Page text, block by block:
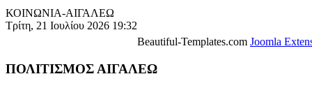
ΚΟΙΝΩΝΙΑ-ΑΙΓΑΛΕΩ
Τρίτη, 21 Ιουλίου 2026 19:32
Beautiful-Templates.com Joomla
ΠΟΛΙΤΙΣΜΟΣ ΑΙΓΑΛΕΩ